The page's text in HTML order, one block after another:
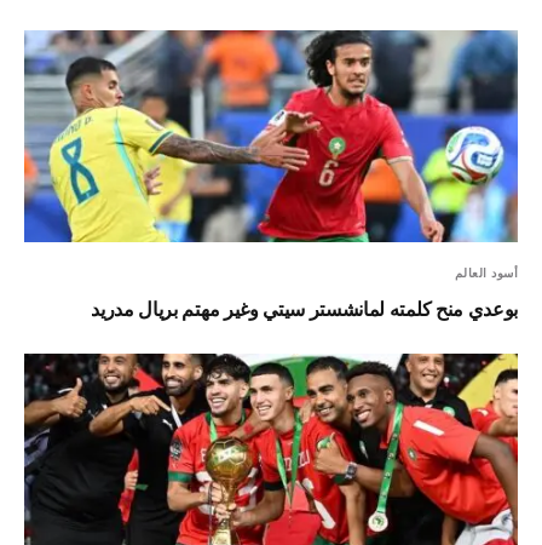
أسود العالم
بوعدي منح كلمته لمانشستر سيتي وغير مهتم بريال مدريد